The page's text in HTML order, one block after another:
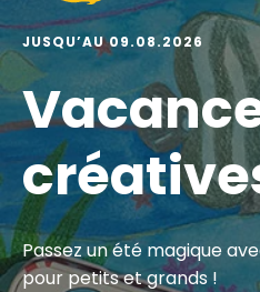
JUSQU’AU 09.08.2026
Passez un été magique
pour petits et grands !